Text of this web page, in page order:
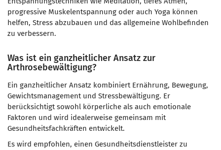
progressive Muskelentspannung oder auch Yoga können
helfen, Stress abzubauen und das allgemeine Wohlbefinden
zu verbessern.
Was ist ein ganzheitlicher Ansatz zur
Arthrosebewältigung?
Ein ganzheitlicher Ansatz kombiniert Ernährung, Bewegung,
Gewichtsmanagement und Stressbewältigung. Er
berücksichtigt sowohl körperliche als auch emotionale
Faktoren und wird idealerweise gemeinsam mit
Gesundheitsfachkräften entwickelt.
Es wird empfohlen, einen Gesundheitsdienstleister zu